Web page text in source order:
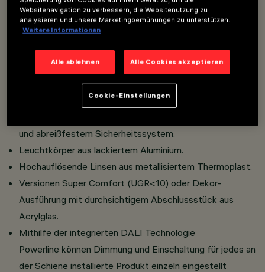
PRODUKTCODES ANZEIGEN
Overview
Installation an Schiene Filorail 48V (16A).
und abreißfestem Sicherheitssystem.
Leuchtkörper aus lackiertem Aluminium.
Hochauflösende Linsen aus metallisiertem Thermoplast.
Versionen Super Comfort (UGR<10) oder Dekor-
Ausführung mit durchsichtigem Abschlussstück aus
Acrylglas.
Mithilfe der integrierten DALI Technologie
Powerline können Dimmung und Einschaltung für jedes an
der Schiene installierte Produkt einzeln eingestellt
Websitenavigation zu verbessern, die Websitenutzung zu
analysieren und unsere Marketingbemühungen zu unterstützen.
Weitere Informationen
Alle ablehnen Alle Cookies akzeptieren
Cookie-Einstellungen